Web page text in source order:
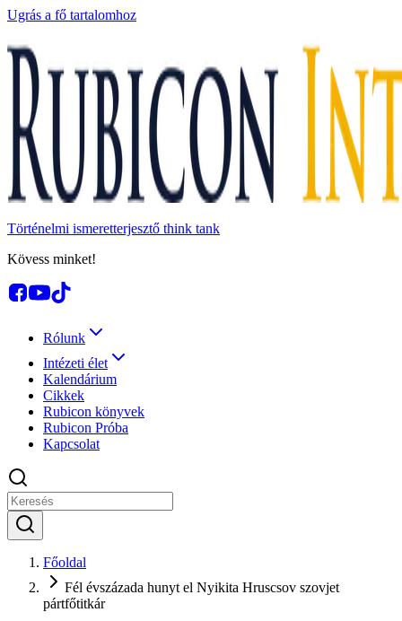
Ugrás a fő tartalomhoz
Történelmi ismeretterjesztő think tank
Kövess minket!
Rólunk
Intézeti élet
Kalendárium
Cikkek
Rubicon könyvek
Rubicon Próba
Kapcsolat
Főoldal
Fél évszázada hunyt el Nyikita Hruscsov szovjet
pártfőtitkár